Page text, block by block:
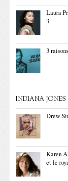
Laura
3
3
INDIANA JONES
Drew
Karen
et le